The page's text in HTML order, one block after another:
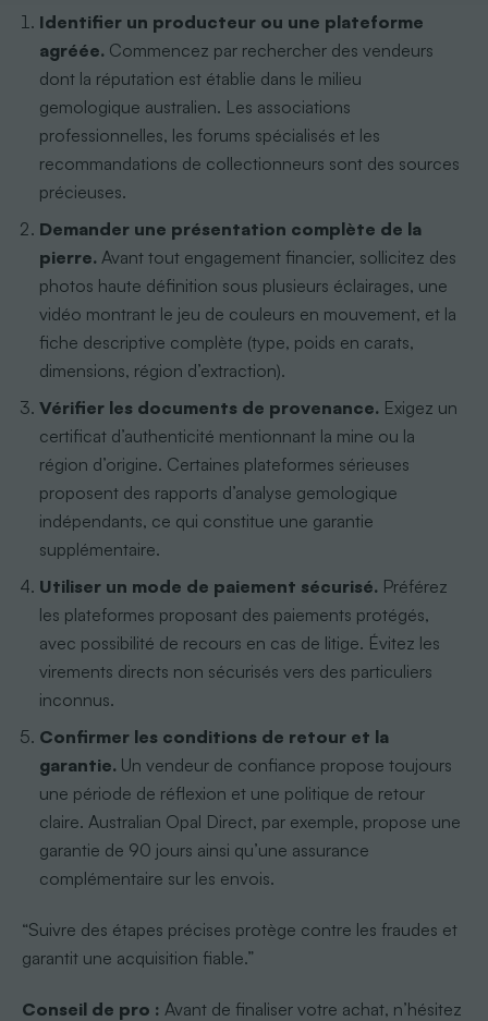
Identifier un producteur ou une plateforme
agréée. Commencez par rechercher des vendeurs
dont la réputation est établie dans le milieu
gemologique australien. Les associations
professionnelles, les forums spécialisés et les
recommandations de collectionneurs sont des sources
précieuses.
Demander une présentation complète de la
pierre. Avant tout engagement financier, sollicitez des
photos haute définition sous plusieurs éclairages, une
vidéo montrant le jeu de couleurs en mouvement, et la
fiche descriptive complète (type, poids en carats,
dimensions, région d’extraction).
Vérifier les documents de provenance. Exigez un
certificat d’authenticité mentionnant la mine ou la
région d’origine. Certaines plateformes sérieuses
proposent des rapports d’analyse gemologique
indépendants, ce qui constitue une garantie
supplémentaire.
Utiliser un mode de paiement sécurisé. Préférez
les plateformes proposant des paiements protégés,
avec possibilité de recours en cas de litige. Évitez les
virements directs non sécurisés vers des particuliers
inconnus.
Confirmer les conditions de retour et la
garantie. Un vendeur de confiance propose toujours
une période de réflexion et une politique de retour
claire. Australian Opal Direct, par exemple, propose une
garantie de 90 jours ainsi qu’une assurance
complémentaire sur les envois.
“Suivre des étapes précises protège contre les fraudes et
garantit une acquisition fiable.”
Conseil de pro : Avant de finaliser votre achat, n’hésitez